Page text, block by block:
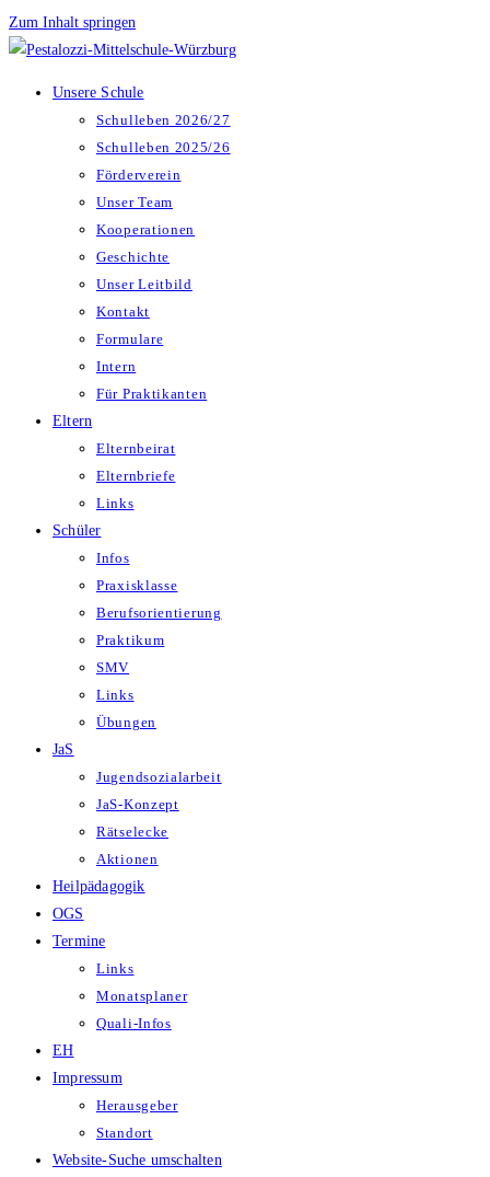
Zum Inhalt springen
Unsere Schule
Schulleben 2026/27
Schulleben 2025/26
Förderverein
Unser Team
Kooperationen
Geschichte
Unser Leitbild
Kontakt
Formulare
Intern
Für Praktikanten
Eltern
Elternbeirat
Elternbriefe
Links
Schüler
Infos
Praxisklasse
Berufsorientierung
Praktikum
SMV
Links
Übungen
JaS
Jugendsozialarbeit
JaS-Konzept
Rätselecke
Aktionen
Heilpädagogik
OGS
Termine
Links
Monatsplaner
Quali-Infos
EH
Impressum
Herausgeber
Standort
Website-Suche umschalten